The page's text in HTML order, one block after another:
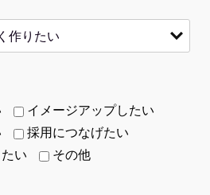
イメージアップしたい
採用につなげたい
い
その他